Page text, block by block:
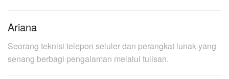
Ariana
Seorang teknisi telepon seluler dan perangkat lunak yang
senang berbagi pengalaman melalui tulisan.